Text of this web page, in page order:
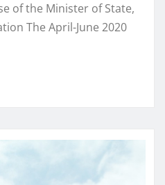
of the Minister of State,
The April-June 2020